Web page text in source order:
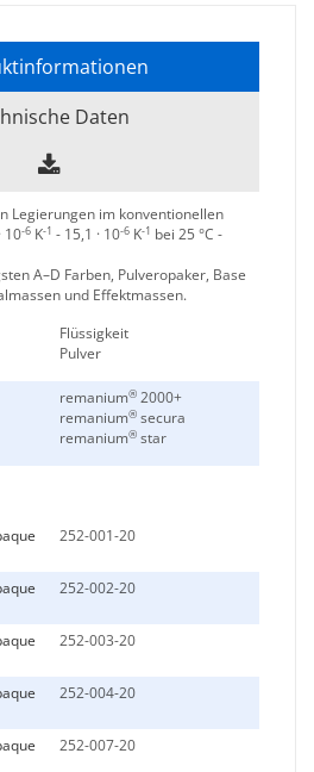
Daten
Legierungen im konventionellen
10-6 K-1 - 15,1 · 10-6 K-1 bei 25 °C -
A–D Farben, Pulveropaker, Base
und Effektmassen.
Flüssigkeit
Pulver
remanium® 2000+
remanium® secura
remanium® star
252-001-20
252-002-20
252-003-20
252-004-20
252-007-20